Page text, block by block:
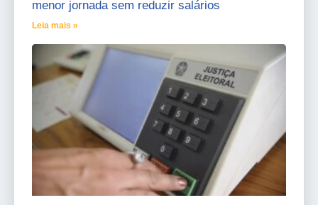
menor jornada sem reduzir salários
Leia mais »